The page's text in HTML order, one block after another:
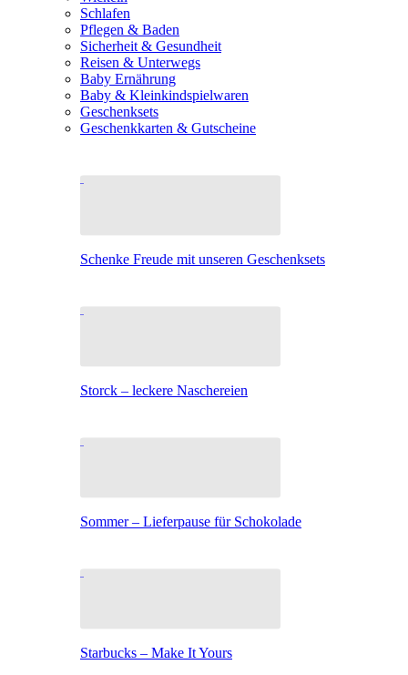
Schlafen
Pflegen & Baden
Sicherheit & Gesundheit
Reisen & Unterwegs
Baby Ernährung
Baby & Kleinkindspielwaren
Geschenksets
Geschenkkarten & Gutscheine
Schenke Freude mit unseren Geschenksets
Storck – leckere Naschereien
Sommer – Lieferpause für Schokolade
Starbucks – Make It Yours